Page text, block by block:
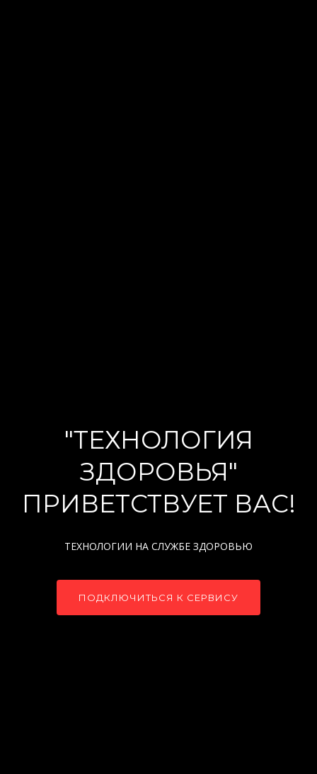
"ТЕХНОЛОГИЯ
ЗДОРОВЬЯ"
ПРИВЕТСТВУЕТ ВАС!
ТЕХНОЛОГИИ НА СЛУЖБЕ ЗДОРОВЬЮ
ПОДКЛЮЧИТЬСЯ К СЕРВИСУ